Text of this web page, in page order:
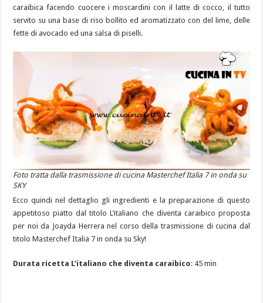
caraibica facendo cuocere i moscardini con il latte di cocco, il tutto
servito su una base di riso bollito ed aromatizzato con del lime, delle
fette di avocado ed una salsa di piselli.
Foto tratta dalla trasmissione di cucina Masterchef Italia 7 in onda su
SKY
Ecco quindi nel dettaglio gli ingredienti e la preparazione di questo
appetitoso piatto dal titolo L’italiano che diventa caraibico proposta
per noi da Joayda Herrera nel corso della trasmissione di cucina dal
titolo Masterchef Italia 7 in onda su Sky!
Durata ricetta L’italiano che diventa caraibico: 45 min